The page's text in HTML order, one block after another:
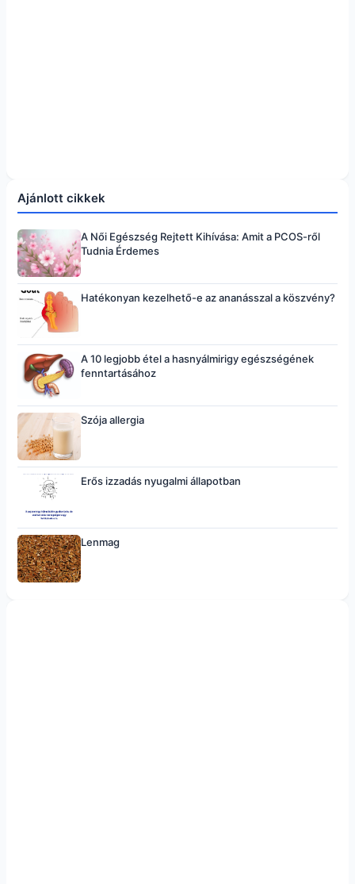
Ajánlott cikkek
A Női Egészség Rejtett Kihívása: Amit a PCOS-ről
Tudnia Érdemes
Hatékonyan kezelhető-e az ananásszal a köszvény?
A 10 legjobb étel a hasnyálmirigy egészségének
fenntartásához
Szója allergia
Erős izzadás nyugalmi állapotban
Lenmag